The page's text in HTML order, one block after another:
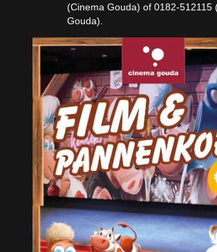
(Cinema Gouda) of 0182-512115
Gouda).